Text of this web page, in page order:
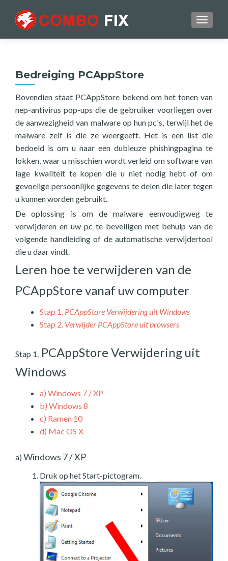
Bedreiging PCAppStore
Bovendien staat PCAppStore bekend om het tonen van
nep-antivirus pop-ups die de gebruiker voorliegen over
de aanwezigheid van malware op hun pc's, terwijl het de
malware zelf is die ze weergeeft. Het is een list die
bedoeld is om u naar een dubieuze phishingpagina te
lokken, waar u misschien wordt verleid om software van
lage kwaliteit te kopen die u niet nodig hebt of om
gevoelige persoonlijke gegevens te delen die later tegen
u kunnen worden gebruikt.
De oplossing is om de malware eenvoudigweg te
verwijderen en uw pc te beveiligen met behulp van de
volgende handleiding of de automatische verwijdertool
die u daar vindt.
Leren hoe te verwijderen van de
PCAppStore vanaf uw computer
Stap 1. PCAppStore Verwijdering uit Windows
Stap 2. Verwijder PCAppStore uit browsers
Stap 1. PCAppStore Verwijdering uit
Windows
a) Windows 7 / XP
b) Windows 8
c) Ramen 10
d) Mac OS X
a) Windows 7 / XP
Druk op het Start-pictogram.